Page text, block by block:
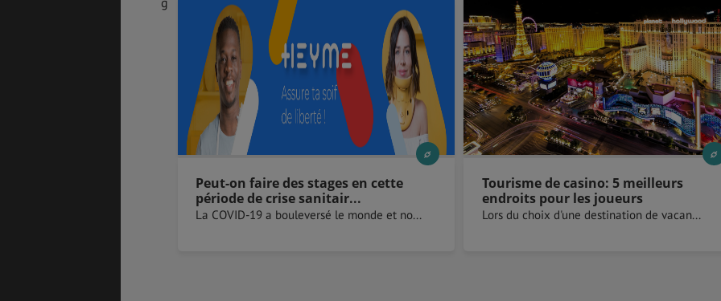
Peut-on faire des stages en cette
période de crise sanitair...
La COVID-19 a bouleversé le monde et no...
Tourisme de casino: 5 meilleurs
endroits pour les joueurs
Lors du choix d'une destination de vacan...